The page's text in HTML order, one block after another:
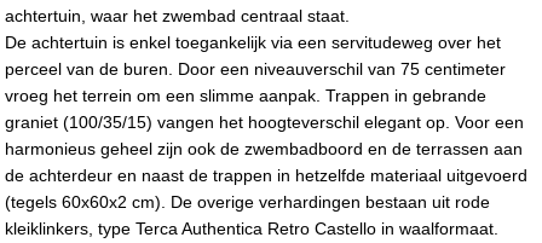
achtertuin, waar het zwembad centraal staat.
De achtertuin is enkel toegankelijk via een servitudeweg over het
perceel van de buren. Door een niveauverschil van 75 centimeter
vroeg het terrein om een slimme aanpak. Trappen in gebrande
graniet (100/35/15) vangen het hoogteverschil elegant op. Voor een
harmonieus geheel zijn ook de zwembadboord en de terrassen aan
de achterdeur en naast de trappen in hetzelfde materiaal uitgevoerd
(tegels 60x60x2 cm). De overige verhardingen bestaan uit rode
kleiklinkers, type Terca Authentica Retro Castello in waalformaat.